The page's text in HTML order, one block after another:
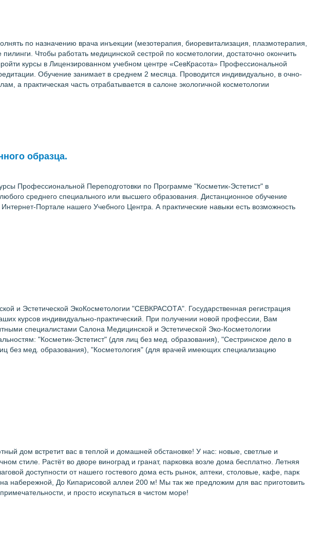
по назначению врача инъекции (мезотерапия, биоревитализация, плазмотерапия,
Чтобы работать медицинской сестрой по косметологии, достаточно окончить
курсы в Лицензированном учебном центре «СевКрасота» Профессиональной
Обучение занимает в среднем 2 месяца. Проводится индивидуально, в очно-
а практическая часть отрабатывается в салоне экологичной косметологии
образца.
Профессиональной Переподготовки по Программе "Косметик-Эстетист" в
среднего специального или высшего образования. Дистанционное обучение
Портале нашего Учебного Центра. А практические навыки есть возможность
и Эстетической ЭкоКосметологии "СЕВКРАСОТА". Государственная регистрация
курсов индивидуально-практический. При получении новой профессии, Вам
специалистами Салона Медицинской и Эстетической Эко-Косметологии
"Косметик-Эстетист" (для лиц без мед. образования), "Сестринское дело в
без мед. образования), "Косметология" (для врачей имеющих специализацию
дом встретит вас в теплой и домашней обстановке! У нас: новые, светлые и
стиле. Растёт во дворе виноград и гранат, парковка возле дома бесплатно. Летняя
доступности от нашего гостевого дома есть рынок, аптеки, столовые, кафе, парк
набережной, До Кипарисовой аллеи 200 м! Мы так же предложим для вас приготовить
и просто искупаться в чистом море!